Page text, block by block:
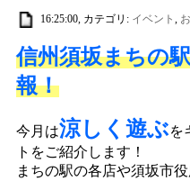
16:25:00, カテゴリ: イベント
信州須坂まちの
報！
今月は涼しく遊ぶを
トをご紹介します！
まちの駅の各店や須坂市